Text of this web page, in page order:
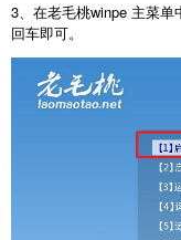
3、在老毛桃winpe 主菜
回车即可。